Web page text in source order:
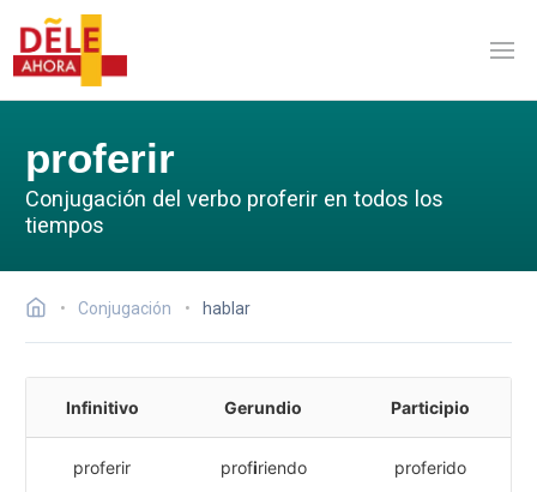
proferir
Conjugación del verbo proferir en todos los
tiempos
Conjugación hablar
Infinitivo Gerundio Participio
proferir profiriendo proferido